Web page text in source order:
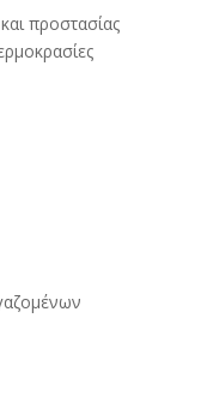
προστασίας